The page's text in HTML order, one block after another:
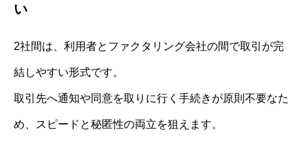
い
2社間は、利用者とファクタリング会社の間で取引が完
結しやすい形式です。
取引先へ通知や同意を取りに行く手続きが原則不要なた
め、スピードと秘匿性の両立を狙えます。